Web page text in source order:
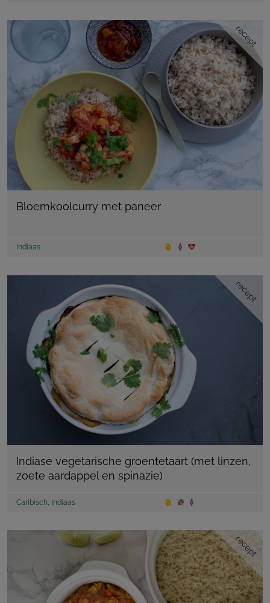
recept
Bloemkoolcurry met paneer
Indiaas
recept
Indiase vegetarische groentetaart (met linzen,
zoete aardappel en spinazie)
Caribisch, Indiaas
recept